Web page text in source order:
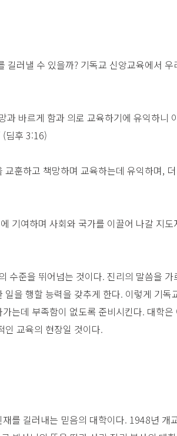
러낼 수 있을까? 기독교 신앙교육에서 우
바르게 함과 의로 교육하기에 유익하니
(딤후 3:16)
훈하고 책망하며 교육하는데 유익하며,
기여하며 사회와 국가를 이끌어 나갈 지
수준을 뛰어넘는 것이다. 진리의 말씀을
을 행할 능력을 갖추게 한다. 이렇게 기
는데 부족함이 없도록 준비시킨다. 대학
인 교육의 현장일 것이다.
를 길러내는 믿음의 대학이다. 1948년 개